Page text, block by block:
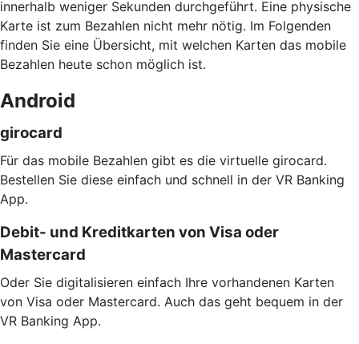
innerhalb weniger Sekunden durchgeführt. Eine physische
Karte ist zum Bezahlen nicht mehr nötig. Im Folgenden
finden Sie eine Übersicht, mit welchen Karten das mobile
Bezahlen heute schon möglich ist.
Android
girocard
Für das mobile Bezahlen gibt es die virtuelle girocard.
Bestellen Sie diese einfach und schnell in der VR Banking
App.
Debit- und Kreditkarten von Visa oder
Mastercard
Oder Sie digitalisieren einfach Ihre vorhandenen Karten
von Visa oder Mastercard. Auch das geht bequem in der
VR Banking App.